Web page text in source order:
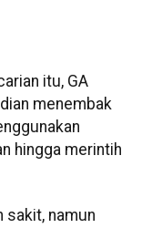
itu, GA
menembak
hingga merintih
sakit, namun